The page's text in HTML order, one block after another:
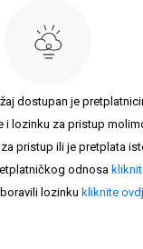
dostupan je
i lozinku za pristup
pristup ili je pretplata
odnosa
lozinku kliknite